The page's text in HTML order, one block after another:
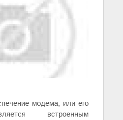
модема, или его
встроенным